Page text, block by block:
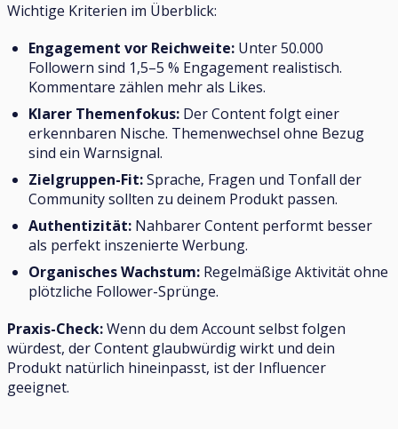
Wichtige Kriterien im Überblick:
Engagement vor Reichweite: Unter 50.000
Followern sind 1,5–5 % Engagement realistisch.
Kommentare zählen mehr als Likes.
Klarer Themenfokus: Der Content folgt einer
erkennbaren Nische. Themenwechsel ohne Bezug
sind ein Warnsignal.
Zielgruppen-Fit:Sprache, Fragen und Tonfall der
Community sollten zu deinem Produkt passen.
Authentizität: Nahbarer Content performt besser
als perfekt inszenierte Werbung.
Organisches Wachstum: Regelmäßige Aktivität ohne
plötzliche Follower-Sprünge.
Praxis-Check:Wenn du dem Account selbst folgen
würdest, der Content glaubwürdig wirkt und dein
Produkt natürlich hineinpasst, ist der Influencer
geeignet.